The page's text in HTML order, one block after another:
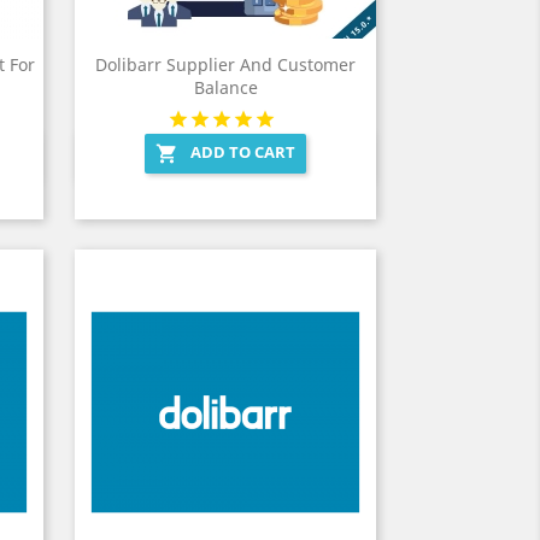
For
Dolibarr Supplier And Customer
Balance
 ADD TO CART
 Quick view